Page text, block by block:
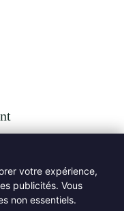
| Lithothérapie -
byCreative
votre expérience,
publicités. Vous
non essentiels.